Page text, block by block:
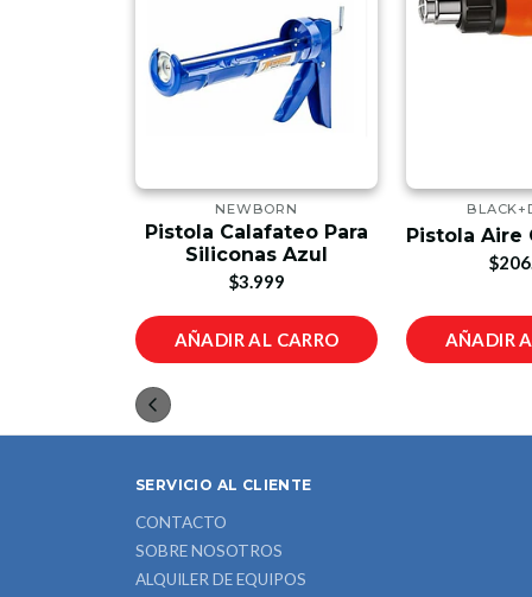
NEWBORN
Pistola Calafateo Para
Siliconas Azul
$3.999
AÑADIR AL CARRO
Pistola Aire
AÑADIR
SERVICIO AL CLIENTE
CONTACTO
SOBRE NOSOTROS
ALQUILER DE EQUIPOS